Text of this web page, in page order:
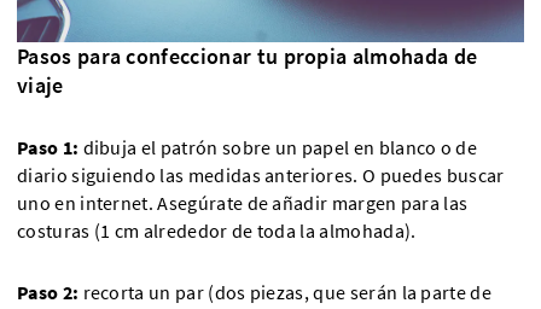
Pasos para confeccionar tu propia almohada de
viaje
Paso 1: dibuja el patrón sobre un papel en blanco o de
diario siguiendo las medidas anteriores. O puedes buscar
uno en internet. Asegúrate de añadir margen para las
costuras (1 cm alrededor de toda la almohada).
Paso 2: recorta un par (dos piezas, que serán la parte de